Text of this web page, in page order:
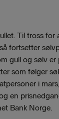
Til tross for
fortsetter
gull og sølv
som følger
i
en
Bank Norge.